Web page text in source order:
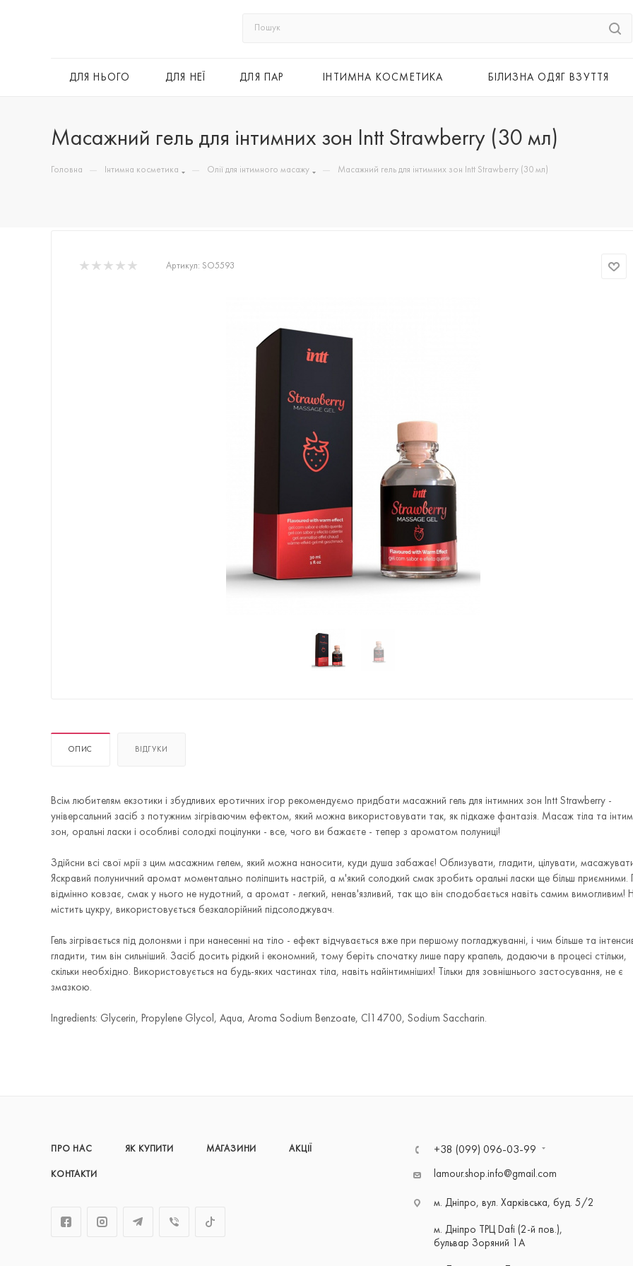
ДЛЯ НЬОГО ДЛЯ НЕЇ ДЛЯ ПАР ІНТИМНА КОСМЕТИКА БІЛИЗНА ОДЯГ ВЗУТТЯ
Масажний гель для інтимних зон Intt Strawberry (30 мл)
Головна — Інтимна косметика — Олії для інтимного масажу — Масажний гель для інтимних зон Intt Strawberry (30 мл)
Артикул: SO5593
ОПИС ВІДГУКИ
Всім любителям екзотики і збудливих еротичних ігор рекомендуємо придбати масажний гель для інтимних зон Intt Strawberry -
універсальний засіб з потужним зігріваючим ефектом, який можна використовувати так, як підкаже фантазія. Масаж тіла та
зон, оральні ласки і особливі солодкі поцілунки - все, чого ви бажаєте - тепер з ароматом полуниці!
Здійсни всі свої мрії з цим масажним гелем, який можна наносити, куди душа забажає! Облизувати, гладити, цілувати,
Яскравий полуничний аромат моментально поліпшить настрій, а м'який солодкий смак зробить оральні ласки ще більш приємними.
відмінно ковзає, смак у нього не нудотний, а аромат - легкий, ненав'язливий, так що він сподобається навіть самим вимогливим!
містить цукру, використовується безкалорійний підсолоджувач.
Гель зігрівається під долонями і при нанесенні на тіло - ефект відчувається вже при першому погладжуванні, і чим більше та
гладити, тим він сильніший. Засіб досить рідкий і економний, тому беріть спочатку лише пару крапель, додаючи в процесі стільки,
скільки необхідно. Використовується на будь-яких частинах тіла, навіть найінтимніших! Тільки для зовнішнього застосування, не є
змазкою.
Ingredients: Glycerin, Propylene Glycol, Aqua, Aroma Sodium Benzoate, Cl14700, Sodium Saccharin.
ПРО НАС ЯК КУПИТИ МАГАЗИНИ АКЦІЇ
КОНТАКТИ
+38 (099) 096-03-99
lamour.shop.info@gmail.com
м. Дніпро, вул. Харківська, буд. 5/2
м. Дніпро ТРЦ Dafi (2-й пов.),
бульвар Зоряний 1А